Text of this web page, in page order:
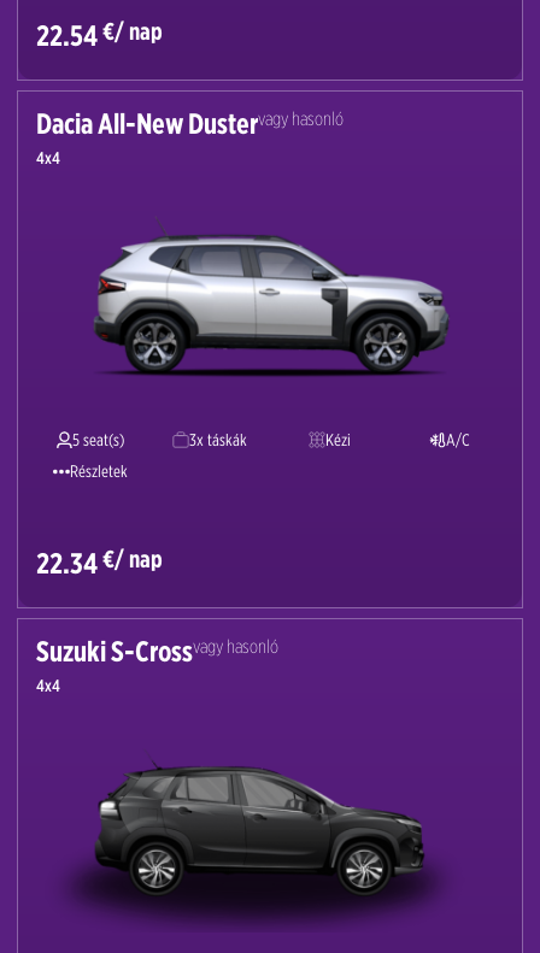
22.54€/ nap
Dacia All-New Dustervagy hasonló
4x4
5 seat(s) 3x táskák Kézi
A/C
Részletek
22.34€/ nap
Suzuki S-Crossvagy hasonló
4x4